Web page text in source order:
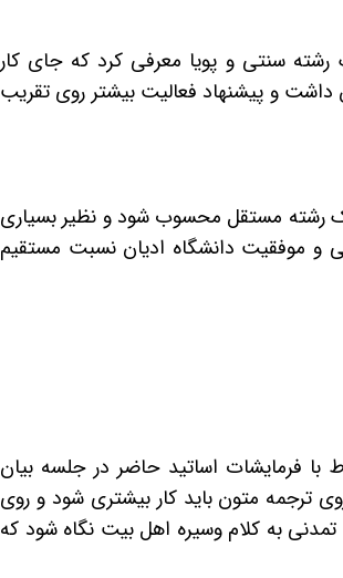
سنتی و پویا معرفی کرد که جای کار
داشت و پیشنهاد فعالیت بیشتر روی تقریب
یک رشته مستقل محسوب شود و نظیر بسیاری
و موفقیت دانشگاه ادیان نسبت مستقیم
فرمایشات اساتید حاضر در جلسه بیان
ترجمه متون باید کار بیشتری شود و روی
تمدنی به کلام وسیره اهل بیت نگاه شود که